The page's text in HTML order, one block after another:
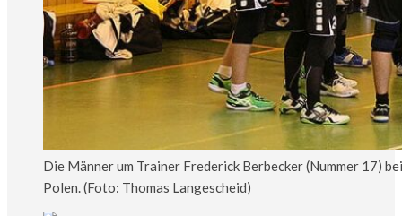
Die Männer um Trainer Frederick Berbecker (Nummer 17)
Polen. (Foto: Thomas Langescheid)